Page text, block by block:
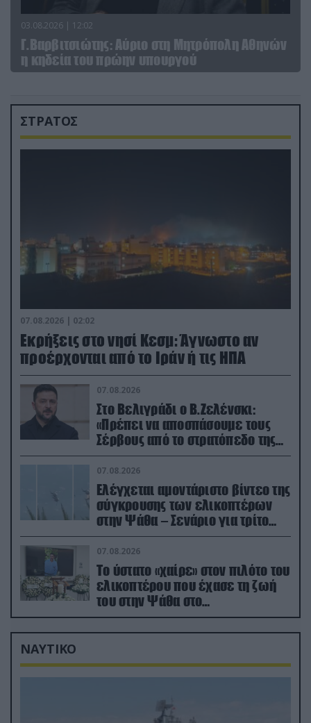
03.08.2026 | 12:02
Γ.Βαρβιτσιώτης: Aύριο στη Μητρόπολη Αθηνών
η κηδεία του πρώην υπουργού
ΣΤΡΑΤΟΣ
07.08.2026 | 02:02
Εκρήξεις στο νησί Κεσμ: Άγνωστο αν
προέρχονται από το Ιράν ή τις ΗΠΑ
07.08.2026
Στο Βελιγράδι ο Β.Ζελένσκι:
«Πρέπει να αποσπάσουμε τους
Σέρβους από το στρατόπεδο της
Ρωσίας»
07.08.2026
Ελέγχεται αμοντάριστο βίντεο της
σύγκρουσης των ελικοπτέρων
στην Ψάθα – Σενάριο για τρίτο
ελικόπτερο
07.08.2026
Το ύστατο «χαίρε» στον πιλότο του
ελικοπτέρου που έχασε τη ζωή
του στην Ψάθα στο
αποτεφρωτήριο Ριτσώνας
ΝΑΥΤΙΚΟ